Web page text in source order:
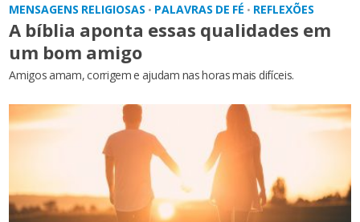
MENSAGENS RELIGIOSAS • PALAVRAS DE FÉ • REFLEXÕES
A bíblia aponta essas qualidades em
um bom amigo
Amigos amam, corrigem e ajudam nas horas mais difíceis.